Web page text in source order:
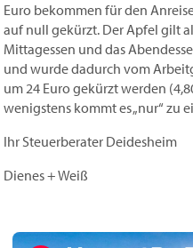
Euro bekommen für den
auf null gekürzt. Der Apfel gilt
Mittagessen und das
und wurde dadurch vom
um 24 Euro gekürzt werden
wenigstens kommt es „nur“ zu
Ihr Steuerberater Deidesheim
Dienes + Weiß